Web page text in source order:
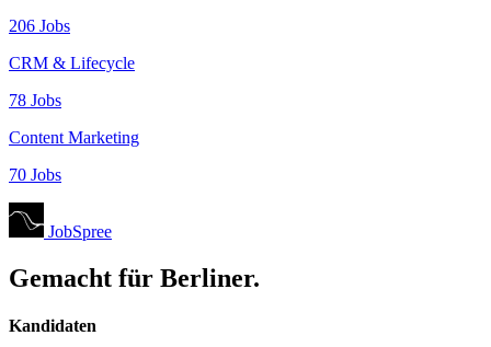
206 Jobs
CRM & Lifecycle
78 Jobs
Content Marketing
70 Jobs
JobSpree
Gemacht für Berliner.
Kandidaten